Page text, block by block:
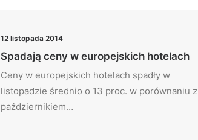
12 listopada 2014
Spadają ceny w europejskich hotelach
Ceny w europejskich hotelach spadły w
listopadzie średnio o 13 proc. w porównaniu z
październikiem…